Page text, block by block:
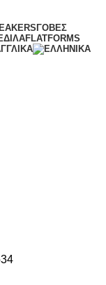
ΓΟΒΕΣ
FLATFORMS